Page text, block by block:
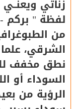
زناتي
لفظة " بركم
من
الشرقي،
نطق مخفف
السوداء أو
الرؤية من